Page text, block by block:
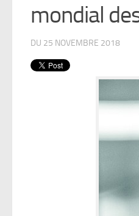
mondial
DU 25 NOVEMBRE 2018